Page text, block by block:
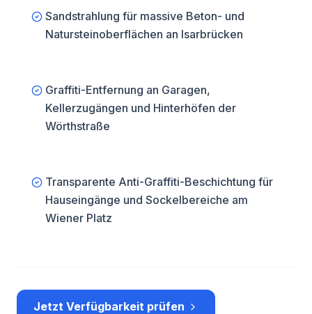
Sandstrahlung für massive Beton- und
Natursteinoberflächen an Isarbrücken
Graffiti-Entfernung an Garagen,
Kellerzugängen und Hinterhöfen der
Wörthstraße
Transparente Anti-Graffiti-Beschichtung für
Hauseingänge und Sockelbereiche am
Wiener Platz
Jetzt Verfügbarkeit prüfen